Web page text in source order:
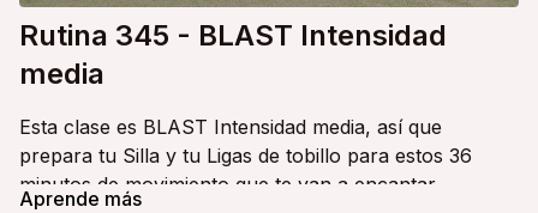
Rutina 345 - BLAST Intensidad
media
Esta clase es BLAST Intensidad media, así que
prepara tu Silla y tu Ligas de tobillo para estos 36
minutos de movimiento que te van a encantar.
Aprende más